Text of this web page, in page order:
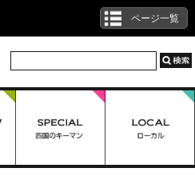
ページ一覧